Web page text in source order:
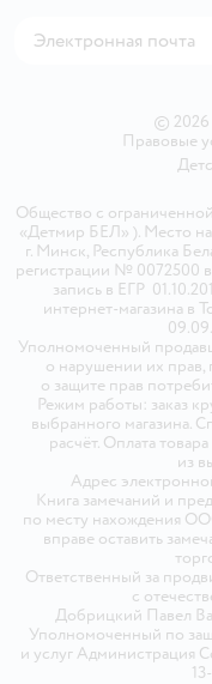
©
Правовые
Общество с
«Детмир БЕЛ» ). Место
г. Минск, Республика
регистрации № 0072500
запись в ЕГР
интернет-магазина в
Уполномоченный
о нарушении их прав,
о защите прав
Режим работы: заказ
выбранного магазина.
расчёт. Оплата
из
Адрес
Книга замечаний и
по месту нахождения
вправе оставить
Ответственный за
с
Добрицкий Павел
Уполномоченный по
и услуг Администрация